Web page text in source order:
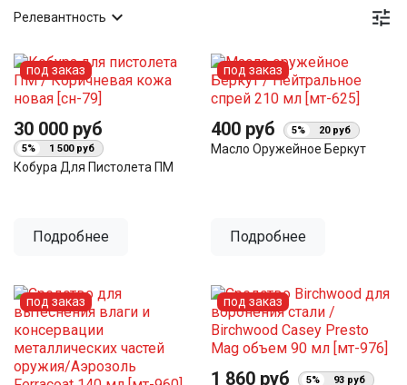

Релевантность 
30 000 руб
5% 1 500 руб
Кобура Для Пистолета ПМ
Подробнее
под заказ
400 руб 5% 20 руб
Масло Оружейное Беркут
Подробнее
под заказ
под заказ
1 860 руб 5% 93 руб
под заказ